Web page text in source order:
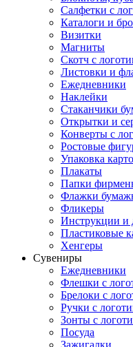
Салфетки с
Каталоги и
Визитки
Магниты
Скотч с
Листовки и
Ежедневники
Наклейки
Стаканчики
Открытки и
Конверты с
Ростовые
Упаковка
Плакаты
Папки
Флажки
Фликеры
Инструкции и
Пластиковые
Хенгеры
Сувениры
Ежедневники
Флешки с
Брелоки с
Ручки с
Зонты с
Посуда
Зажигалки